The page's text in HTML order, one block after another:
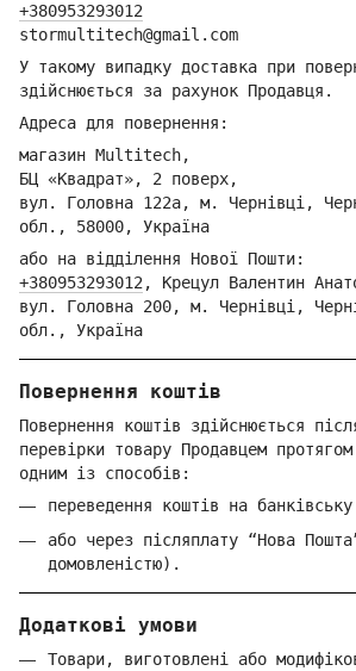
+380953293012
stormultitech@gmail.com
У такому випадку доставка при
здійснюється за рахунок Продавця.
Адреса для повернення:
магазин Multitech,
БЦ «Квадрат», 2 поверх,
вул. Головна 122а, м. Чернівці, Ч
обл., 58000, Україна
або на відділення Нової Пошти:
+380953293012, Крецул Валентин
вул. Головна 200, м. Чернівці, Ч
обл., Україна
Повернення коштів
Повернення коштів здійснюється
перевірки товару Продавцем
одним із способів:
переведення коштів на
або через післяплату “Нова
домовленістю).
Додаткові умови
Товари, виготовлені або